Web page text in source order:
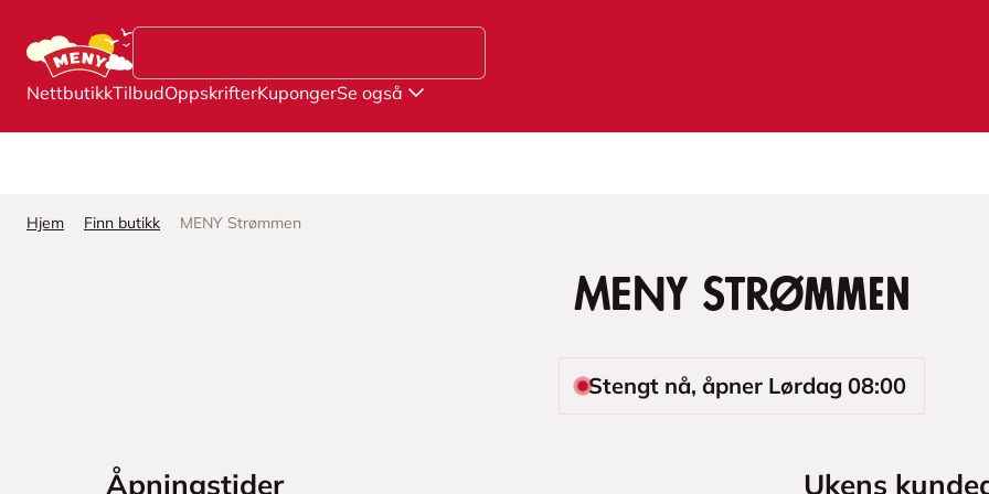
NettbutikkTilbudOppskrifterKupongerSe også
Hjem Finn butikk MENY Strømmen
MENY Strømmen
Stengt nå, åpner Lørdag 08:00
Åpningstider Ukens